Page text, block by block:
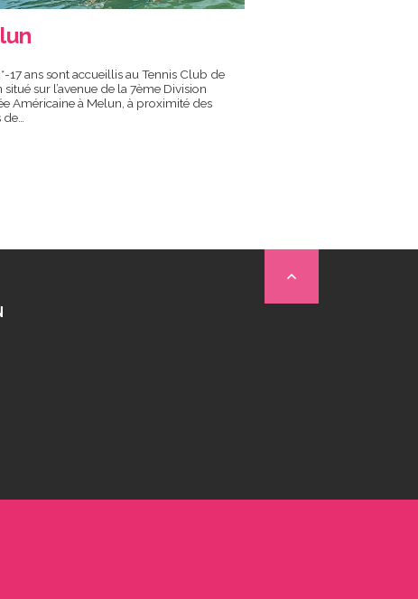
17 ans sont accueillis au Tennis Club de
situé sur l’avenue de la 7ème Division
Américaine à Melun, à proximité des
de…